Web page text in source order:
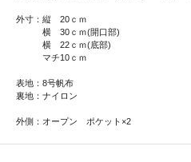
外寸：縦 20ｃｍ
横 30ｃｍ(開口部)
横 22ｃｍ(底部)
マチ10ｃｍ
表地：8号帆布
裏地：ナイロン
外側：オープン ポケット×2